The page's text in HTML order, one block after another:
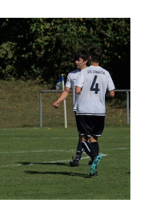
TSV
Großberg